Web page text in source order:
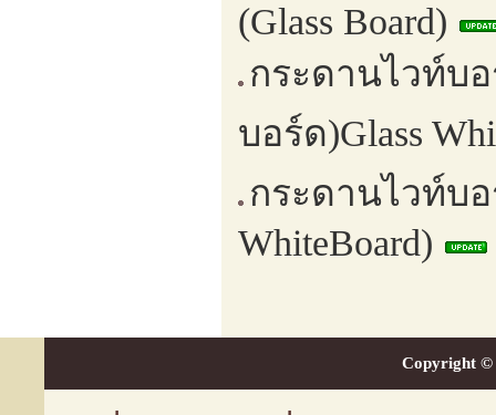
(Glass Board)
กระดานไวท์บ
บอร์ด)Glass
กระดานไวท์บ
WhiteBoard)
Copyright ©